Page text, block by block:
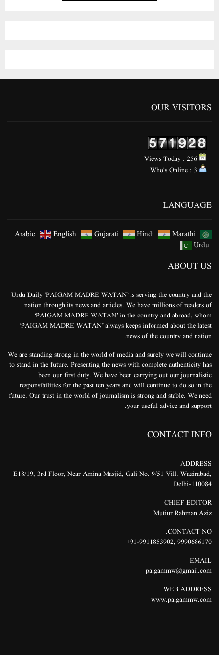
OUR VISITORS
LANGUAGE
Arabic English Gujarati Hindi
Marathi
Urdu
ABOUT US
Urdu Daily ‘PAIGAM MADRE WATAN’ is serving the country and the
nation through its news and articles. We have millions of readers of
‘PAIGAM MADRE WATAN’ in the country and abroad, whom
‘PAIGAM MADRE WATAN’ always keeps informed about the latest
news of the country and nation.
We are standing strong in the world of media and surely we will continue
to stand in the future. Presenting the news with complete authenticity has
been our first duty. We have been carrying out our journalistic
responsibilities for the past ten years and will continue to do so in the
future. Our trust in the world of journalism is strong and stable. We need
your useful advice and support.
CONTACT INFO
ADDRESS
E18/19, 3rd Floor, Near Amina Masjid, Gali No. 9/51 Vill. Wazirabad,
Delhi-110084
CHIEF EDITOR
Mutiur Rahman Aziz
CONTACT NO.
9990686170
,
91-9911853902+
EMAIL
paigammw@gmail.com
WEB ADDRESS
www.paigammw.com